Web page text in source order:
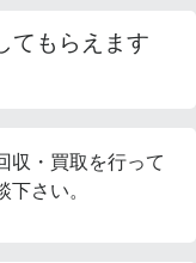
てもらえます
収・買取を行って
さい。